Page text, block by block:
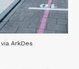
via ArkDes